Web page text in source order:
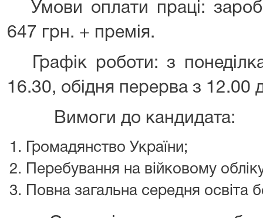
Умови оплати праці:
647 грн. + премія.
Графік роботи: з
16.30, обідня перерва з 12.00
Вимоги до кандидата:
Громадянство України;
Перебування на війковому
Повна загальна середня